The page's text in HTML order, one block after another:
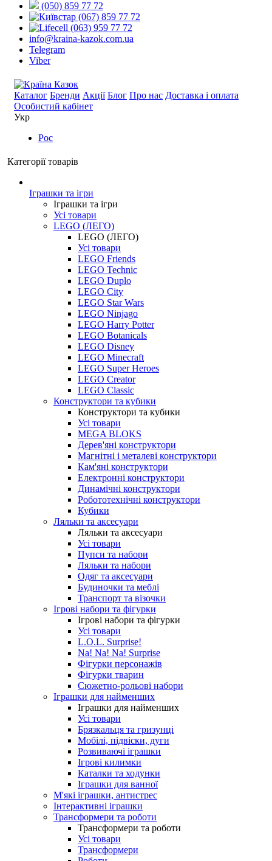
(050) 859 77 72
(067) 859 77 72
(063) 959 77 72
info@kraina-kazok.com.ua
Telegram
Viber
Каталог Бренди Акції Блог Про нас Доставка і оплата
Особистий кабінет
Укр
Рос
Категорії товарів
Іграшки та ігри
Іграшки та ігри
Усі товари
LEGO (ЛЕГО)
LEGO (ЛЕГО)
Усі товари
LEGO Friends
LEGO Technic
LEGO Duplo
LEGO City
LEGO Star Wars
LEGO Ninjago
LEGO Harry Potter
LEGO Botanicals
LEGO Disney
LEGO Minecraft
LEGO Super Heroes
LEGO Creator
LEGO Classic
Конструктори та кубики
Конструктори та кубики
Усі товари
MEGA BLOKS
Дерев'яні конструктори
Магнітні і металеві конструктори
Кам'яні конструктори
Електронні конструктори
Динамічні конструктори
Робототехнічні конструктори
Кубики
Ляльки та аксесуари
Ляльки та аксесуари
Усі товари
Пупси та набори
Ляльки та набори
Одяг та аксесуари
Будиночки та меблі
Транспорт та візочки
Ігрові набори та фігурки
Ігрові набори та фігурки
Усі товари
L.O.L. Surprise!
Na! Na! Na! Surprise
Фігурки персонажів
Фігурки тварин
Сюжетно-рольові набори
Іграшки для найменших
Іграшки для найменших
Усі товари
Брязкальця та гризунці
Мобілі, підвіски, дуги
Розвиваючі іграшки
Ігрові килимки
Каталки та ходунки
Іграшки для ванної
М'які іграшки, антистрес
Інтерактивні іграшки
Трансформери та роботи
Трансформери та роботи
Усі товари
Трансформери